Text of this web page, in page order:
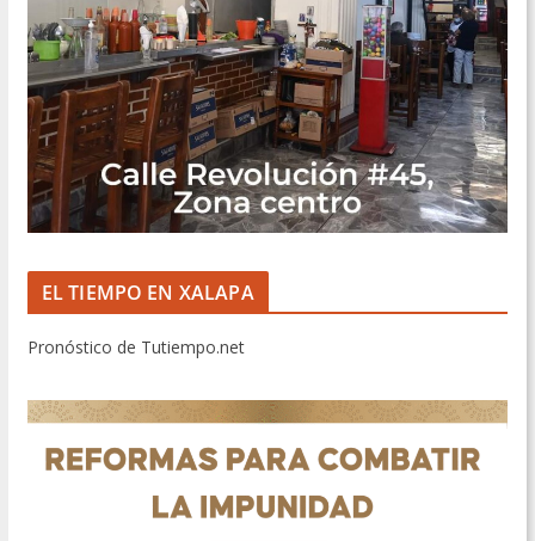
EL TIEMPO EN XALAPA
Pronóstico de Tutiempo.net